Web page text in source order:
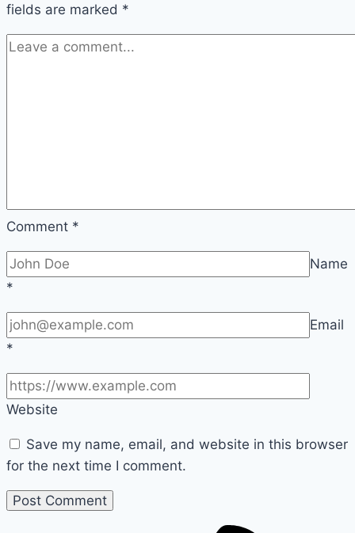
fields are marked *
Comment *
Name
*
Email
*
Website
Save my name, email, and website in this browser
for the next time I comment.